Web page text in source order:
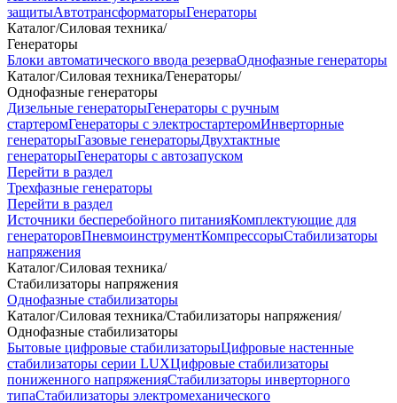
защитыАвтотрансформаторыГенераторы
Каталог/Силовая техника/
Генераторы
Блоки автоматического ввода резерваОднофазные генераторы
Каталог/Силовая техника/Генераторы/
Однофазные генераторы
Дизельные генераторыГенераторы с ручным
стартеромГенераторы с электростартеромИнверторные
генераторыГазовые генераторыДвухтактные
генераторыГенераторы с автозапуском
Перейти в раздел
Трехфазные генераторы
Перейти в раздел
Источники бесперебойного питанияКомплектующие для
генераторовПневмоинструментКомпрессорыСтабилизаторы
напряжения
Каталог/Силовая техника/
Стабилизаторы напряжения
Однофазные стабилизаторы
Каталог/Силовая техника/Стабилизаторы напряжения/
Однофазные стабилизаторы
Бытовые цифровые стабилизаторыЦифровые настенные
стабилизаторы серии LUXЦифровые стабилизаторы
пониженного напряженияСтабилизаторы инверторного
типаСтабилизаторы электромеханического